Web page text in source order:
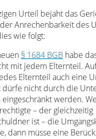
Urteil bejaht das
Anrechenbarkeit des
wie folgt:
§ 1684 BGBhabe
mit jedem Elternteil.
Elternteil auch eine
dürfe nicht durch die
werden.
– der gleichzeitig
ist – die
dann müsse eine